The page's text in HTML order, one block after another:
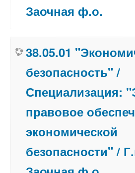
Заочная ф.о.
38.05.01
безопасность" /
Специализация:
правовое
экономической
безопасности" /